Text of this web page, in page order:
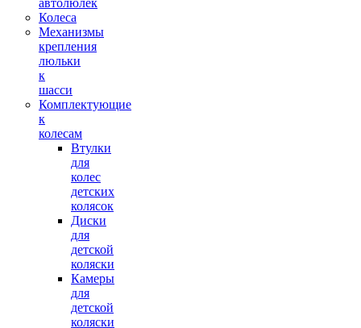
автолюлек
Колеса
Механизмы
крепления
люльки
к
шасси
Комплектующие
к
колесам
Втулки
для
колес
детских
колясок
Диски
для
детской
коляски
Камеры
для
детской
коляски